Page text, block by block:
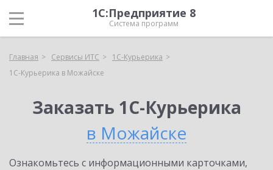
1С:Предприятие 8
Система программ
Главная Сервисы ИТС
1С-Курьерика
1С-Курьерика в Можайске
Заказать 1С-Курьерика
в Можайске
Ознакомьтесь с информационными карточками,